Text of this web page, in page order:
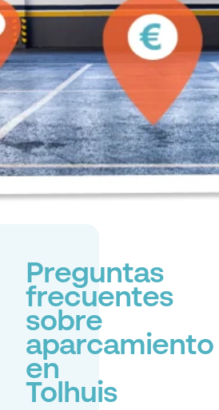
Preguntas
frecuentes
sobre
aparcamiento
en
Tolhuis